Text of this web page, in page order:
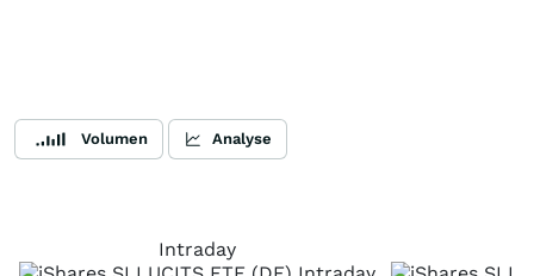
Volumen Analyse
Intraday